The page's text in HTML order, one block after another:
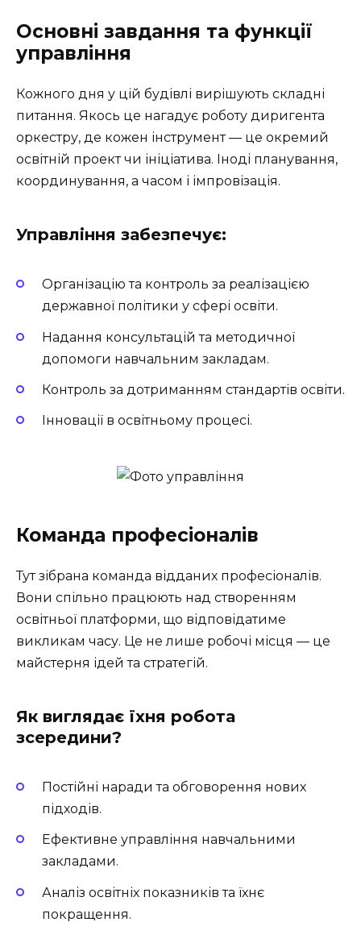
Основні завдання та функції
управління
Кожного дня у цій будівлі вирішують складні
питання. Якось це нагадує роботу диригента
оркестру, де кожен інструмент — це окремий
освітній проект чи ініціатива. Іноді планування,
координування, а часом і імпровізація.
Управління забезпечує:
Організацію та контроль за реалізацією
державної політики у сфері освіти.
Надання консультацій та методичної
допомоги навчальним закладам.
Контроль за дотриманням стандартів освіти.
Інновації в освітньому процесі.
Команда професіоналів
Тут зібрана команда відданих професіоналів.
Вони спільно працюють над створенням
освітньої платформи, що відповідатиме
викликам часу. Це не лише робочі місця — це
майстерня ідей та стратегій.
Як виглядає їхня робота
зсередини?
Постійні наради та обговорення нових
підходів.
Ефективне управління навчальними
закладами.
Аналіз освітніх показників та їхнє
покращення.